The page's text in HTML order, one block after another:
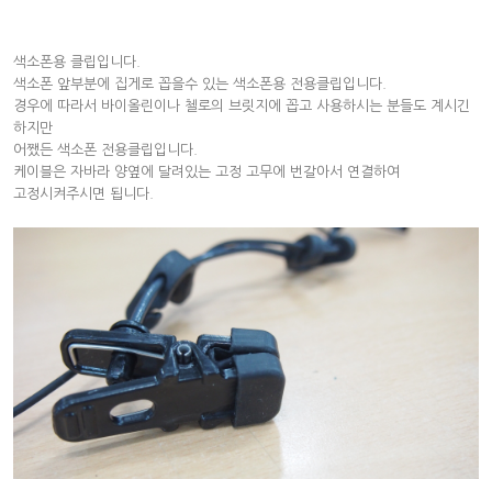
색소폰용 클립입니다.
색소폰 앞부분에 집게로 꼽을수 있는 색소폰용 전용클립입니다.
경우에 따라서 바이올린이나 첼로의 브릿지에 꼽고 사용하시는 분들도 계시긴
하지만
어쨌든 색소폰 전용클립입니다.
케이블은 자바라 양옆에 달려있는 고정 고무에 번갈아서 연결하여
고정시켜주시면 됩니다.